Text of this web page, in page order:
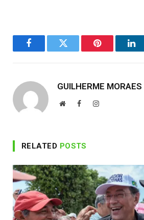
FacebookTwitter Pinterest
GUILHERME MORAES
WebsiteFacebookInstagram
RELATED POSTS